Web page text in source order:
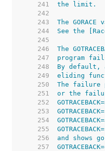
   241
   242
   243
   244
   245
   246
   247
   248
   249
   250
   251
   252
   253
   254
   255
   256
   257